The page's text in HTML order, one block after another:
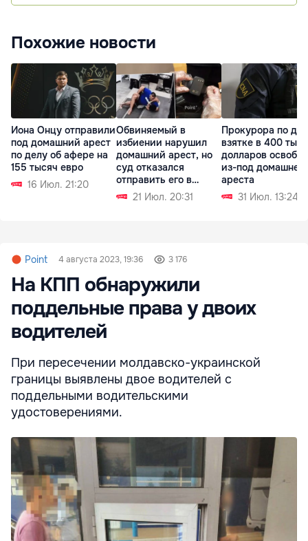
Похожие новости
Иона Онцу отправили
под домашний арест
по делу об афере на
155 тысяч евро
16 Июл. 21:20
Обвиняемый в
избиении нарушил
домашний арест, но
суд отказался
отправить его в
СИЗО21 Июл. 20:31
Прокурора по
взятке в 400
долларов
из-под домашнего
ареста
31 Июл. 13:24
Point 4 августа 2023, 19:36 3 176
На КПП обнаружили
поддельные права у двоих
водителей
При пересечении молдавско-украинской
границы выявлены двое водителей с
поддельными водительскими
удостоверениями.